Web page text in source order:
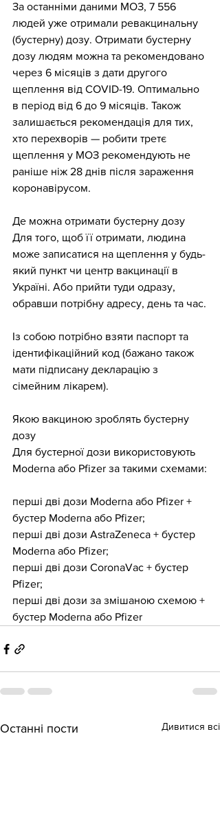
За останніми даними МОЗ, 7 556
людей уже отримали ревакцинальну
(бустерну) дозу. Отримати бустерну
дозу людям можна та рекомендовано
через 6 місяців з дати другого
щеплення від COVID-19. Оптимально
в період від 6 до 9 місяців. Також
залишається рекомендація для тих,
хто перехворів — робити третє
щеплення у МОЗ рекомендують не
раніше ніж 28 днів після зараження
коронавірусом.
Де можна отримати бустерну дозу
Для того, щоб її отримати, людина
може записатися на щеплення у будь-
який пункт чи центр вакцинації в
Україні. Або прийти туди одразу,
обравши потрібну адресу, день та час.
Із собою потрібно взяти паспорт та
ідентифікаційний код (бажано також
мати підписану декларацію з
сімейним лікарем).
Якою вакциною зроблять бустерну
дозу
Для бустерної дози використовують
Moderna або Pfizer за такими схемами:
перші дві дози Moderna або Pfizer +
бустер Moderna або Pfizer;
перші дві дози AstraZeneca + бустер
Moderna або Pfizer;
перші дві дози CoronaVac + бустер
Pfizer;
перші дві дози за змішаною схемою +
бустер Moderna або Pfizer
Останні пости Дивитися всі